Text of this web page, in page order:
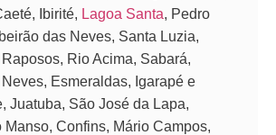
Ibirité, Lagoa Santa, Pedro
das Neves, Santa Luzia,
Rio Acima, Sabará,
Esmeraldas, Igarapé e
Juatuba, São José da Lapa,
Manso, Confins, Mário Campos,